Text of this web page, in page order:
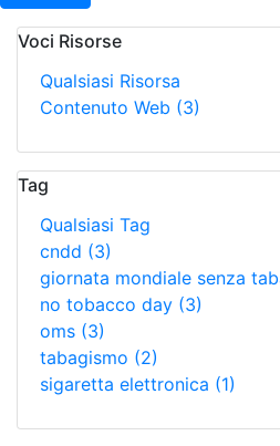
Voci Risorse
Qualsiasi Risorsa
Contenuto Web (3)
Tag
Qualsiasi Tag
cndd (3)
giornata mondiale senza
no tobacco day (3)
oms (3)
tabagismo (2)
sigaretta elettronica (1)